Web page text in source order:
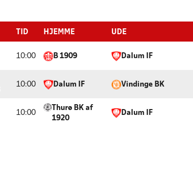
TID HJEMME UDE
10:00 B 1909 Dalum IF
10:00 Dalum IF Vindinge BK
10:00
Thurø BK af
1920
Dalum IF